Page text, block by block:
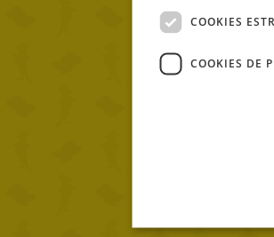
COOKIES
COOKIES DE